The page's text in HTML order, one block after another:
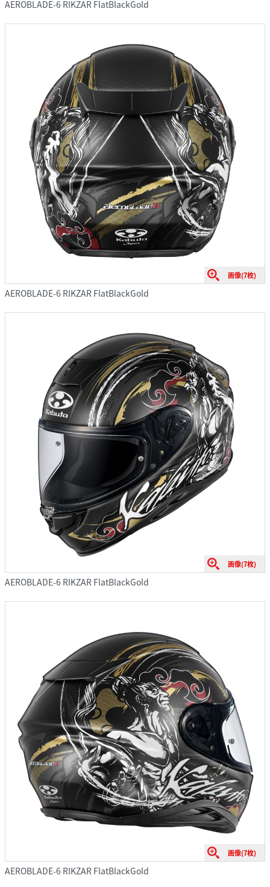
AEROBLADE-6 RIKZAR FlatBlackGold
画像(7枚)
AEROBLADE-6 RIKZAR FlatBlackGold
画像(7枚)
AEROBLADE-6 RIKZAR FlatBlackGold
画像(7枚)
AEROBLADE-6 RIKZAR FlatBlackGold